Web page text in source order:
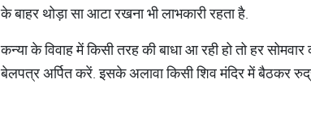
के बाहर थोड़ा सा आटा रखना भी लाभकारी रहता है.
कन्या के विवाह में किसी तरह की बाधा आ रही हो तो हर
बेलपत्र अर्पित करें. इसके अलावा किसी शिव मंदिर में बैठकर